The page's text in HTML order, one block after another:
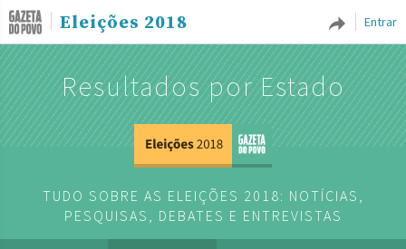
Entrar
Eleições 2018
Resultados por Estado
TUDO SOBRE AS ELEIÇÕES 2018: NOTÍCIAS,
PESQUISAS, DEBATES E ENTREVISTAS